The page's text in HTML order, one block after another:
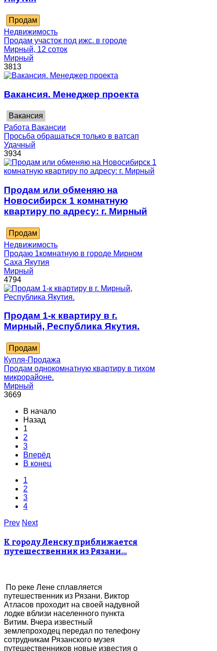
Продам
Недвижимость
Продам участок под ижс. в городе
Мирный, 12 соток
Мирный
3813
Вакансия. Менеджер проекта
Вакансия
Работа Вакансии
Просьба обращаться только в ватсап
Удачный
3934
Продам или обменяю на
Новосибирск 1 комнатную
квартиру по адресу: г. Мирный
Продам
Недвижимость
Продаю 1комнатную в городе Мирном
Саха Якутия
Мирный
4794
Продам 1-к квартиру в г.
Мирный, Республика Якутия.
Продам
Купля-Продажа
Продам однокомнатную квартиру в тихом
микрорайоне.
Мирный
3669
В начало
Назад
1
2
3
Вперёд
В конец
1
2
3
4
Prev Next
К городу Ленску приближается
путешественник из Рязани…
По реке Лене сплавляется
путешественник из Рязани. Виктор
Атласов проходит на своей надувной
лодке вблизи населенного пункта
Витим. Вчера известный
землепроходец передал по телефону
сотрудникам Рязанского музея
путешественников новые известия о